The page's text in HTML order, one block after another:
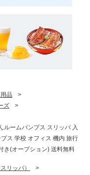
品
>
ズ
>
ルームパンプス スリッパ 入
ス 学校 オフィス 機内 旅行
き(オープション) 送料無料
リッパ）
>